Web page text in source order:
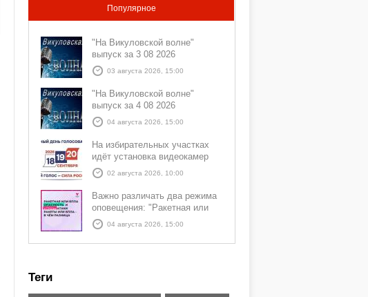
Популярное
"На Викуловской волне"
выпуск за 3 08 2026
03 августа 2026, 15:00
"На Викуловской волне"
выпуск за 4 08 2026
04 августа 2026, 15:00
На избирательных участках
идёт установка видеокамер
02 августа 2026, 10:00
Важно различать два режима
оповещения: "Ракетная или
БПЛА опасность" и "Угроза
атаки ракеты или БПЛА"
04 августа 2026, 15:00
Теги